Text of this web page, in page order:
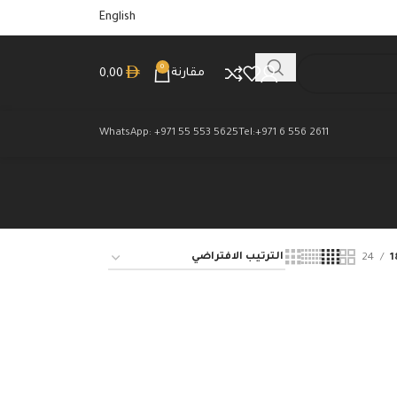
English
مقارنة
0
0,00
Tel:+971 6 556 2611
WhatsApp: +971 55 553 5625
24